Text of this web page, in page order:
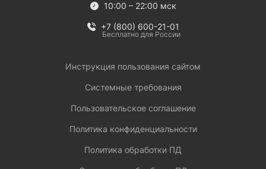
10:00 – 22:00 мск
+7 (800) 600-21-01
Бесплатно для России
Инструкция пользования сайтом
Системные требования
Пользовательское соглашение
Политика конфиденциальности
Политика обработки ПД